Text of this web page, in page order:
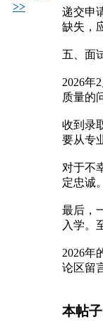
年中
区，
机构
下，
比：5
海外
2026
个背
>>
递交申
缺失，
五、面
2026年
质量的
收到录
要从专
对于不
定忠诚
最后，
入学。
2026年
论区留
本帖